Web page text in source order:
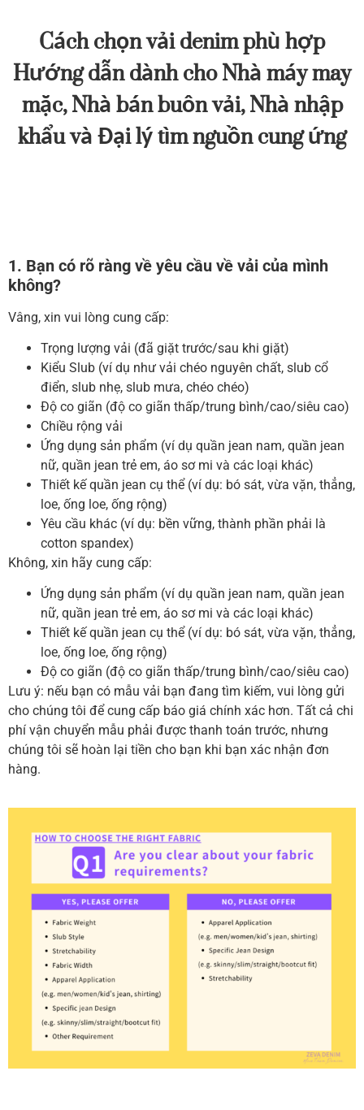
Cách chọn vải denim phù hợp
Hướng dẫn dành cho Nhà máy may
mặc, Nhà bán buôn vải, Nhà nhập
khẩu và Đại lý tìm nguồn cung ứng
1. Bạn có rõ ràng về yêu cầu về vải của mình
không?
Vâng, xin vui lòng cung cấp:
Trọng lượng vải (đã giặt trước/sau khi giặt)
Kiểu Slub (ví dụ như vải chéo nguyên chất, slub cổ
điển, slub nhẹ, slub mưa, chéo chéo)
Độ co giãn (độ co giãn thấp/trung bình/cao/siêu cao)
Chiều rộng vải
Ứng dụng sản phẩm (ví dụ quần jean nam, quần jean
nữ, quần jean trẻ em, áo sơ mi và các loại khác)
Thiết kế quần jean cụ thể (ví dụ: bó sát, vừa vặn, thẳng,
loe, ống loe, ống rộng)
Yêu cầu khác (ví dụ: bền vững, thành phần phải là
cotton spandex)
Không, xin hãy cung cấp:
Ứng dụng sản phẩm (ví dụ quần jean nam, quần jean
nữ, quần jean trẻ em, áo sơ mi và các loại khác)
Thiết kế quần jean cụ thể (ví dụ: bó sát, vừa vặn, thẳng,
loe, ống loe, ống rộng)
Độ co giãn (độ co giãn thấp/trung bình/cao/siêu cao)
Lưu ý: nếu bạn có mẫu vải bạn đang tìm kiếm, vui lòng gửi
cho chúng tôi để cung cấp báo giá chính xác hơn. Tất cả chi
phí vận chuyển mẫu phải được thanh toán trước, nhưng
chúng tôi sẽ hoàn lại tiền cho bạn khi bạn xác nhận đơn
hàng.